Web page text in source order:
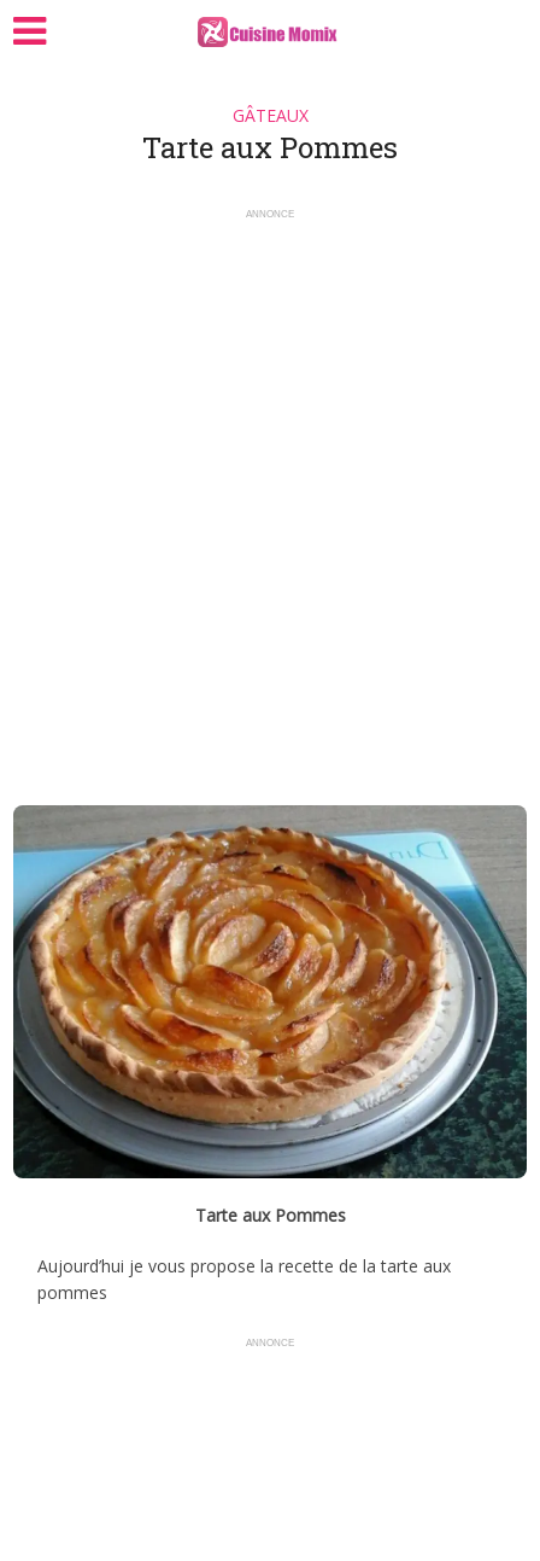
GÂTEAUX
Tarte aux Pommes
ANNONCE
Tarte aux Pommes
Aujourd’hui je vous propose la recette de la tarte aux
pommes
ANNONCE